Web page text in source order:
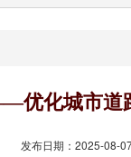
优化城市道
发布日期：2025-08-